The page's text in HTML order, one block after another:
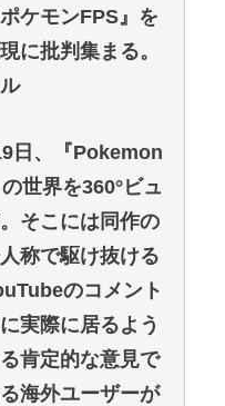
ケモンFPS』を
に批判集まる。
日、『Pokemon
世界を360°ビュ
そこには同作の
称で駆け抜ける
のコメント
実際に居るよう
肯定的な意見で
海外ユーザーが